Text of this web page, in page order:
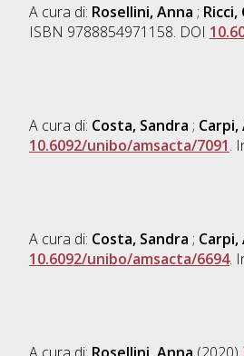
A cura di: Rosellini, Anna ; Ricci,
ISBN 9788854971158. DOI
A cura di: Costa, Sandra ; Carpi,
10.6092/unibo/amsacta/7091.
A cura di: Costa, Sandra ; Carpi,
10.6092/unibo/amsacta/6694.